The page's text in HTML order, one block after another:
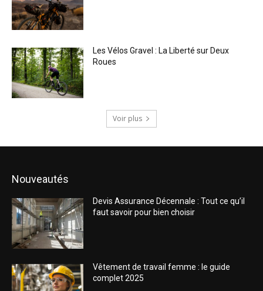
Les Vélos Gravel : La Liberté sur Deux
Roues
Voir plus
Nouveautés
Devis Assurance Décennale : Tout ce qu’il
faut savoir pour bien choisir
Vêtement de travail femme : le guide
complet 2025